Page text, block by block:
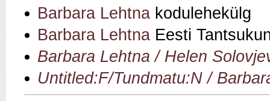
Barbara Lehtna kodulehekülg
Barbara Lehtna Eesti
Barbara Lehtna / Helen
Untitled:F/Tundmatu:N /